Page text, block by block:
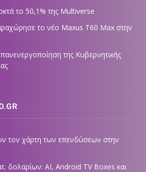
το 50,1% της Multiverse
το νέο Maxus T60 Max στην
της Κυβερνητικής
τον χάρτη των επενδύσεων στην
δολαρίων: AI, Android TV Boxes και